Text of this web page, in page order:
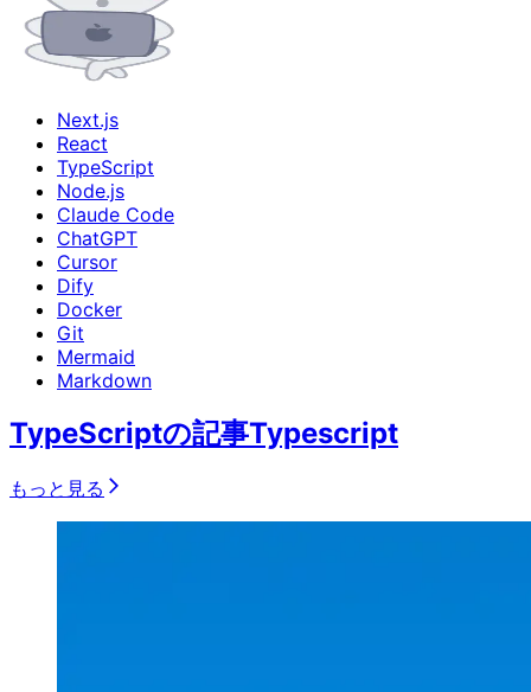
Next.js
React
TypeScript
Node.js
Claude Code
ChatGPT
Cursor
Dify
Docker
Git
Mermaid
Markdown
TypeScriptの記事Typescript
もっと見る